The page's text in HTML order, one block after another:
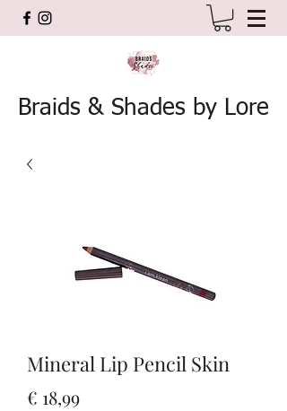
Braids & Shades by Lore
Mineral Lip Pencil Skin
€ 18,99Prijs